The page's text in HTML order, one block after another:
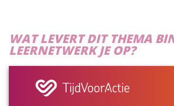
WAT LEVERT DIT THEMA
LEERNETWERK JE OP?
Je krijgt helder waarom je
en welke doelgroep daarbij past.